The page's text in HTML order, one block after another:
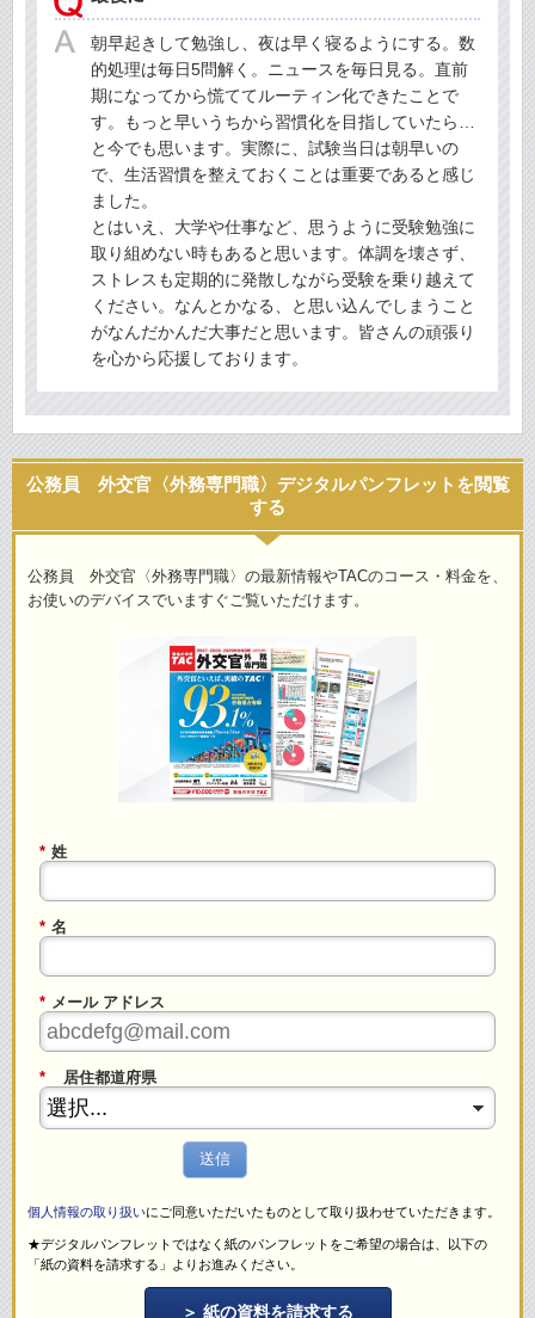
朝早起きして勉強し、夜は早く寝るようにする。数
的処理は毎日5問解く。ニュースを毎日見る。直前
期になってから慌ててルーティン化できたことで
す。もっと早いうちから習慣化を目指していたら…
と今でも思います。実際に、試験当日は朝早いの
で、生活習慣を整えておくことは重要であると感じ
ました。
とはいえ、大学や仕事など、思うように受験勉強に
取り組めない時もあると思います。体調を壊さず、
ストレスも定期的に発散しながら受験を乗り越えて
ください。なんとかなる、と思い込んでしまうこと
がなんだかんだ大事だと思います。皆さんの頑張り
を心から応援しております。
公務員 外交官〈外務専門職〉デジタルパンフレットを閲覧
する
公務員 外交官〈外務専門職〉の最新情報やTACのコース・料金を、
お使いのデバイスでいますぐご覧いただけます。
* 姓
* 名
* メール アドレス
* 居住都道府県
送信
個人情報の取り扱いにご同意いただいたものとして取り扱わせていただきます。
★デジタルパンフレットではなく紙のパンフレットをご希望の場合は、以下の
「紙の資料を請求する」よりお進みください。
紙の資料を請求する